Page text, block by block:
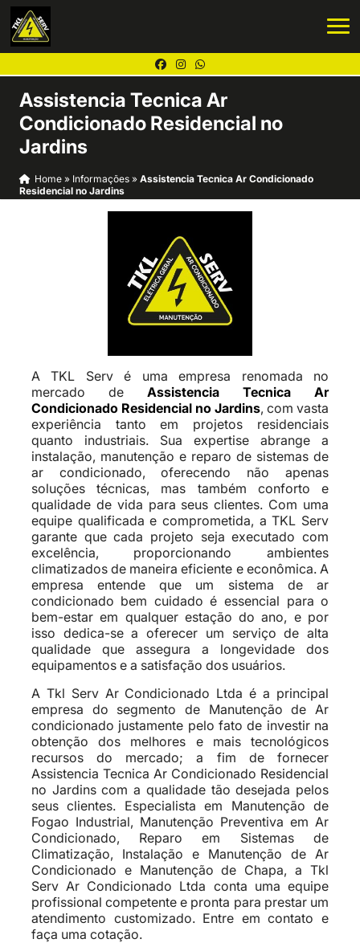
Assistencia Tecnica Ar
Condicionado Residencial no
Jardins
Home» Informações » Assistencia Tecnica Ar Condicionado
Residencial no Jardins
A TKL Serv é uma empresa renomada no
mercado de Assistencia Tecnica Ar
Condicionado Residencial no Jardins, com vasta
experiência tanto em projetos residenciais
quanto industriais. Sua expertise abrange a
instalação, manutenção e reparo de sistemas de
ar condicionado, oferecendo não apenas
soluções técnicas, mas também conforto e
qualidade de vida para seus clientes. Com uma
equipe qualificada e comprometida, a TKL Serv
garante que cada projeto seja executado com
excelência, proporcionando ambientes
climatizados de maneira eficiente e econômica. A
empresa entende que um sistema de ar
condicionado bem cuidado é essencial para o
bem-estar em qualquer estação do ano, e por
isso dedica-se a oferecer um serviço de alta
qualidade que assegura a longevidade dos
equipamentos e a satisfação dos usuários.
A Tkl Serv Ar Condicionado Ltda é a principal
empresa do segmento de Manutenção de Ar
condicionado justamente pelo fato de investir na
obtenção dos melhores e mais tecnológicos
recursos do mercado; a fim de fornecer
Assistencia Tecnica Ar Condicionado Residencial
no Jardins com a qualidade tão desejada pelos
seus clientes. Especialista em Manutenção de
Fogao Industrial, Manutenção Preventiva em Ar
Condicionado, Reparo em Sistemas de
Climatização, Instalação e Manutenção de Ar
Condicionado e Manutenção de Chapa, a Tkl
Serv Ar Condicionado Ltda conta uma equipe
profissional competente e pronta para prestar um
atendimento customizado. Entre em contato e
faça uma cotação.